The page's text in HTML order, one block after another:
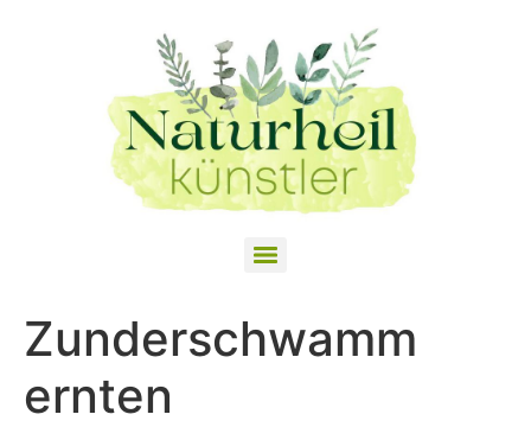
Zunderschwamm
ernten